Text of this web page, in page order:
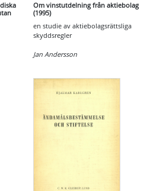
Om vinstutdelning från aktiebolag
(1995)
en studie av aktiebolagsrättsliga
skyddsregler
Jan Andersson